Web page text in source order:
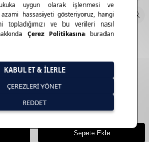
Kotex Active Single Normal 8'li
150,57
60,23TL
Sepete Ekle